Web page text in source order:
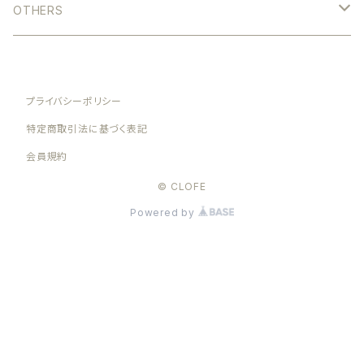
LONG
OTHERS
ACCESSORY
プライバシーポリシー
特定商取引法に基づく表記
会員規約
© CLOFE
Powered by